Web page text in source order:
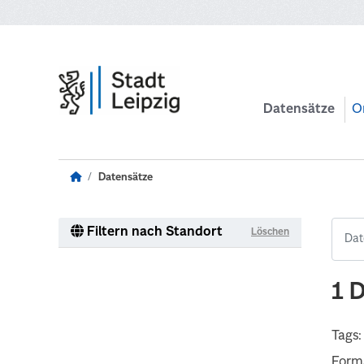
Datensätze
Datensätze
Filtern nach Standort Löschen
1
Tags: